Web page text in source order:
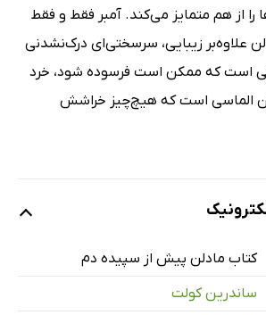
از هم متمایز می‌کند. آمبر فقط و فقط
علاوه‌بر زیبایی، سرسختی‌ای درک‌نشدنی
است که ممکن است فرسوده شود، خرد
الماسی است که هیچ‌چیز خراشش
کتاب مادلن پیش از سپیده دم
ساندرین کولت